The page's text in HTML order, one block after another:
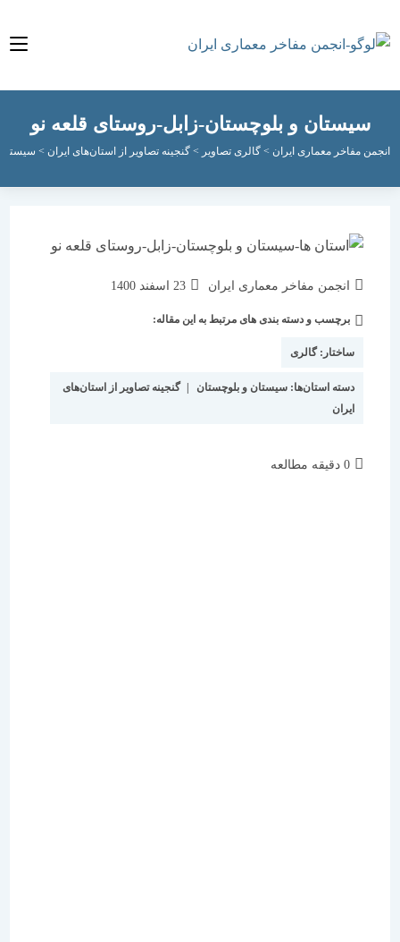
و بلوچستان-زابل-روستای قلعه نو
مفاخر معماری ایران > گالری تصاویر>گنجینه تصاویر از استان‌های ایران> سیستان و
انجمن مفاخر معماری ایران
نوشته
شده
23 اسفند 1400
برچسب و دسته بندی های مرتبط به این مقاله:
ساختار:گالری
دسته استان‌ها:سیستان و بلوچستان | گنجینه تصاویر از استان‌های